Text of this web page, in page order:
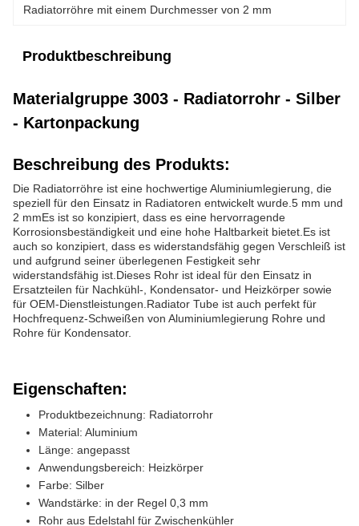
Radiatorröhre mit einem Durchmesser von 2 mm
Produktbeschreibung
Materialgruppe 3003 - Radiatorrohr - Silber
- Kartonpackung
Beschreibung des Produkts:
Die Radiatorröhre ist eine hochwertige Aluminiumlegierung, die
speziell für den Einsatz in Radiatoren entwickelt wurde.5 mm und
2 mmEs ist so konzipiert, dass es eine hervorragende
Korrosionsbeständigkeit und eine hohe Haltbarkeit bietet.Es ist
auch so konzipiert, dass es widerstandsfähig gegen Verschleiß ist
und aufgrund seiner überlegenen Festigkeit sehr
widerstandsfähig ist.Dieses Rohr ist ideal für den Einsatz in
Ersatzteilen für Nachkühl-, Kondensator- und Heizkörper sowie
für OEM-Dienstleistungen.Radiator Tube ist auch perfekt für
Hochfrequenz-Schweißen von Aluminiumlegierung Rohre und
Rohre für Kondensator.
Eigenschaften:
Produktbezeichnung: Radiatorrohr
Material: Aluminium
Länge: angepasst
Anwendungsbereich: Heizkörper
Farbe: Silber
Wandstärke: in der Regel 0,3 mm
Rohr aus Edelstahl für Zwischenkühler